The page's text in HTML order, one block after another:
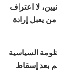
لا اعتراف
يقبل إرادة
المنظومة السياسية
بعد إسقاط